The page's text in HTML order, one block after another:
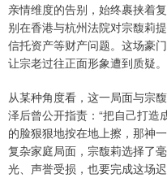
亲情维度的告别，始终裹挟着
别在香港与杭州法院对宗馥莉
信托资产等财产问题。这场豪
让宗老过往正面形象遭到质疑。
从某种角度看，这一局面与宗
泽后曾公开指责：“把自己打造
的脸狠狠地按在地上擦，那神
复杂家庭局面，宗馥莉选择了
光、声誉受损，也要完成这场迟